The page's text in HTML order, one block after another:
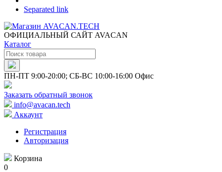
Separated link
ОФИЦИАЛЬНЫЙ САЙТ AVACAN
Каталог
ПН-ПТ 9:00-20:00; СБ-ВС 10:00-16:00 Офис
Заказать обратный звонок
info@avacan.tech
Аккаунт
Регистрация
Авторизация
Корзина
0